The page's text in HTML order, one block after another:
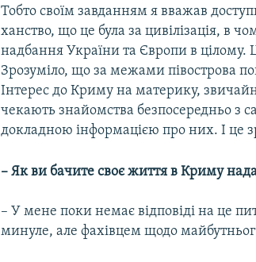
Тобто своїм завданням я вважав
ханство, що це була за цивілізація, в
надбання України та Європи в цілому.
Зрозуміло, що за межами півострова
Інтерес до Криму на материку,
чекають знайомства безпосередньо з
докладною інформацією про них. І це
– Як ви бачите своє життя в Криму
– У мене поки немає відповіді на це
минуле, але фахівцем щодо